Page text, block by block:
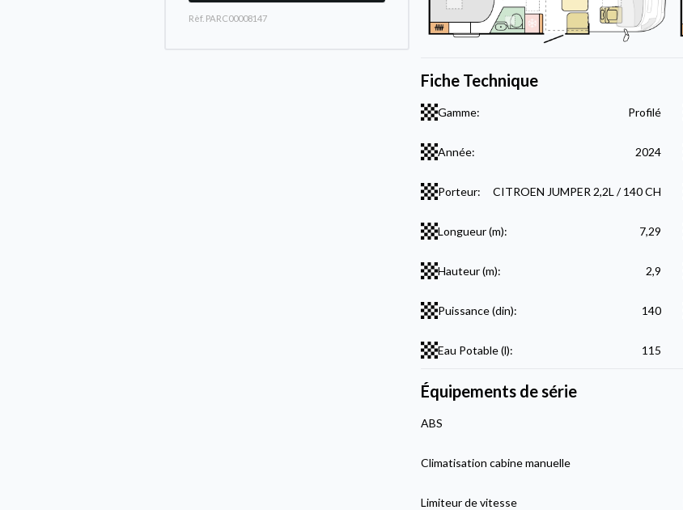
Rèf. PARC00008147
Fiche Technique
Gamme: Profilé
Année: 2024
Porteur: CITROEN JUMPER 2,2L / 140 CH
Longueur (m): 7,29
Hauteur (m): 2,9
Puissance (din): 140
Eau Potable (l): 115
Équipements de série
ABS
Climatisation cabine manuelle
Limiteur de vitesse